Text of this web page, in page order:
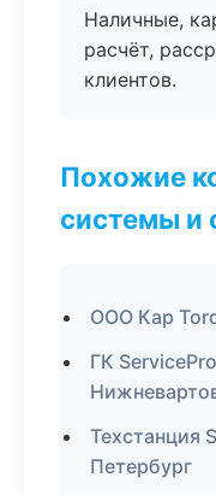
Наличные,
расчёт,
клиентов.
Похожие
системы и
ООО Кар
ГК
Техстанция
Петербург